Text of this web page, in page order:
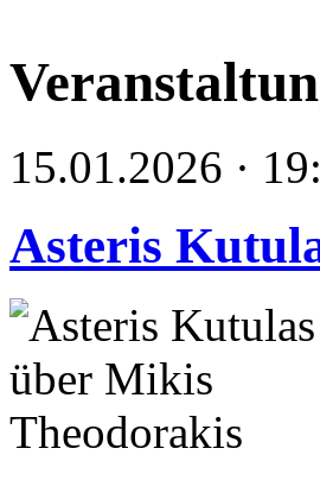
15.01.2026 ·
Asteris